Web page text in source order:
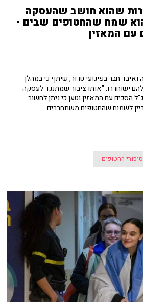
שהוא חושב שהעסקה
הוא שמח שהחטופים שבים •
עם המאזין
חבר בפיגועי טרור, שיתף כי במהלך
ישוחררו: "אותו ציבור שמתנגד לעסקה
הסכים עם המאזין וטען כי ניתן לחשוב
לשמוח שהחטופים משתחררים.
סיפורי החטופים